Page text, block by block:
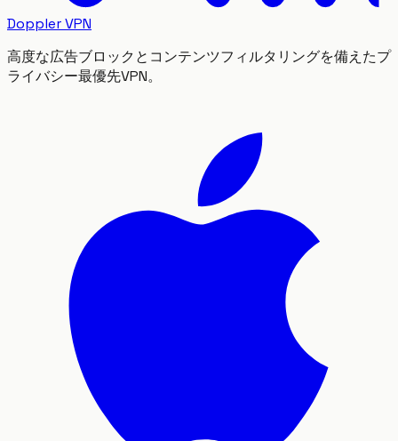
Doppler VPN
高度な広告ブロックとコンテンツフィルタリングを備えたプ
ライバシー最優先VPN。